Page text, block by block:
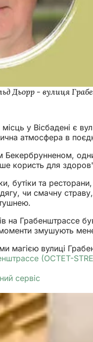
Дьорр - вулиця
у Вісбадені є
атмосфера в
Бекербрунненом,
користь для
бутіки та
чи смачну
Грабенштрассе
змушують
магією вулиці
OCTET-
сервіс